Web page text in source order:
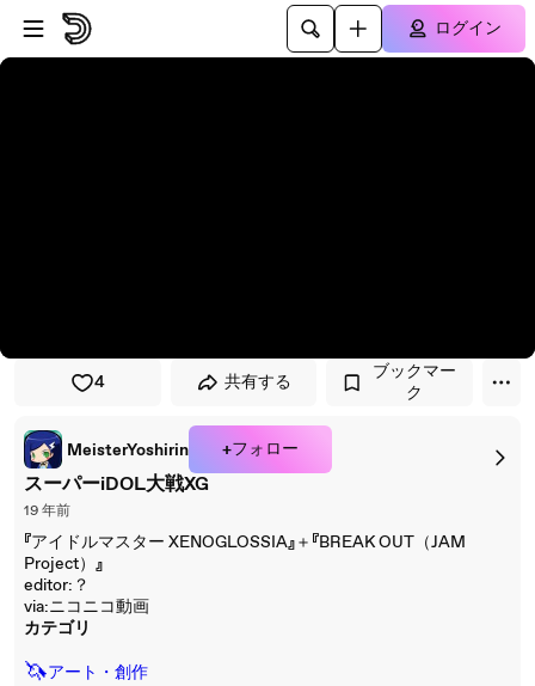
プレイヤーにスキップ
メインコンテンツにスキップ
ログイン
4 共有する
ブックマー
ク
MeisterYoshirin +フォロー
スーパーiDOL大戦XG
19 年前
『アイドルマスター XENOGLOSSIA』＋『BREAK OUT（JAM
Project）』
editor:？
via:ニコニコ動画
カテゴリ
🦄アート・創作